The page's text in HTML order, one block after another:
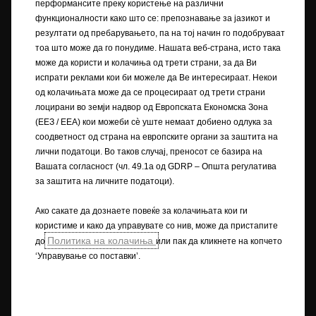
контактирајте вашиот локален партнер на Opel.
+) WLTP
+) Податоците за потрошувачката на гориво и податоците за
2
се одредуваат со користење на Процедурата за
(во соодветните верзии). Вредностите не ги земаат предвид
возењето и условите при возење. За повеќе информации за
официјалните вредности на потрошувачката на гориво и емисијата
на CO , ве молиме прочитајте го упатството „Упатство за
потрошувачката на гориво и емисиите на CO
на новите патнички
автомобили“, достапно во сите продажни места или во назначениот
++) NEDC
++) Податоците за потрошувачката на гориво и емисиите на CO2се
одредуваат со користење на Процедурата за тестирање лесни
перформансите преку користење на различни
функционалности како што се: препознавање за јазикот и
резултати од пребарувањето, па на тој начин го подобруваат
тоа што може да го понудиме. Нашата веб-страна, исто така
може да користи и колачиња од трети страни, за да Ви
испрати реклами кои би можеле да Ве интересираат. Некои
од колачињата може да се процесираат од трети страни
лоцирани во земји надвор од Европската Економска Зона
(ЕЕЗ / EEA) кои можеби сѐ уште немаат добиено одлука за
соодветност од страна на европските органи за заштита на
лични податоци. Во таков случај, преносот се базира на
Вашата согласност (чл. 49.1а од GDRP – Општа регулатива
за заштита на личните податоци).
Ако сакате да дознаете повеќе за колачињата кои ги
користиме и како да управувате со нив, може да пристапите
до Политика на колачиња или пак да кликнете на копчето
‘Управување со поставки’.